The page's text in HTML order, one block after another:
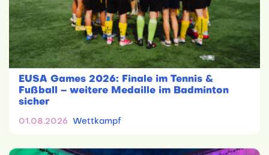
EUSA Games 2026: Finale im Tennis &
Fußball – weitere Medaille im Badminton
sicher
01.08.2026 Wettkampf